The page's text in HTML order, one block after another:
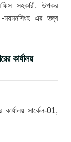
সহকারী, উপকর
-ময়মনসিংহ এর হজ্ব
কার্যালয়
সার্কেল-01,